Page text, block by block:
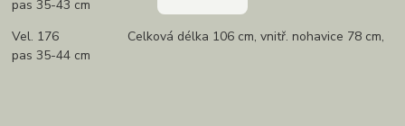
pas 35-43 cm
Vel. 176 Celková délka 106 cm, vnitř. nohavice 78 cm,
pas 35-44 cm